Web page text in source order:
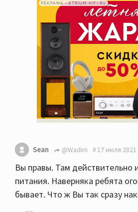
РЕКЛАМА • ATRIUM-HIFI.RU
Sean @Wadim 17 июля 2021
Вы правы. Там действительно
питания. Наверняка ребята
бывает. Что ж Вы так сразу